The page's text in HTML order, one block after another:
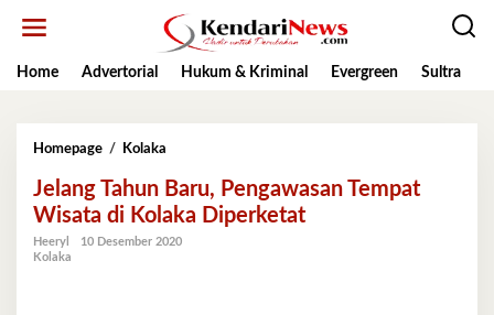
Home
Advertorial Hukum & Kriminal Evergreen Sultra
Homepage / Kolaka
Baru,
Pengawasan
Tempat
Wisata
Jelang Tahun Baru, Pengawasan Tempat
Wisata di Kolaka Diperketat
Heeryl
10 Desember 2020
Kolaka